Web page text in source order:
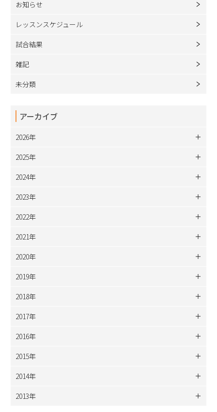
お知らせ
レッスンスケジュール
試合結果
雑記
未分類
アーカイブ
2026年
2025年
2024年
2023年
2022年
2021年
2020年
2019年
2018年
2017年
2016年
2015年
2014年
2013年